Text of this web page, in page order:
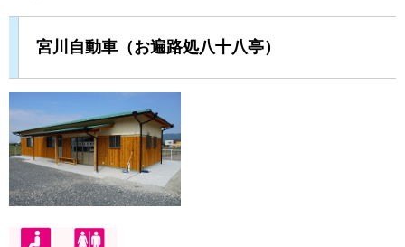
宮川自動車（お遍路処八十八亭）